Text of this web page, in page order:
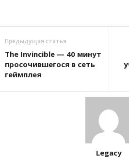
Предыдущая статья
The Invincible — 40 минут
просочившегося в сеть
геймплея
Legacy